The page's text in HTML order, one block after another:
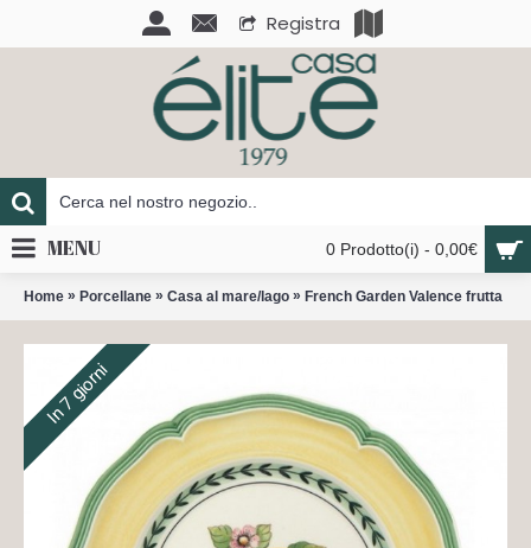
Registra
0 Prodotto(i) - 0,00€
MENU
Home » Porcellane » Casa al mare/lago » French Garden Valence frutta
In 7 giorni